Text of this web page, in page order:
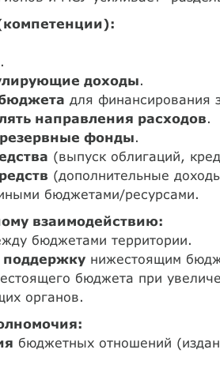
.
доходы.
бюджета для финансирования
направления расходов.
фонды.
(выпуск облигаций,
(дополнительные
бюджетами/ресурсами.
взаимодействию:
бюджетами территории.
нижестоящим
бюджета при
органов.
бюджетных отношений